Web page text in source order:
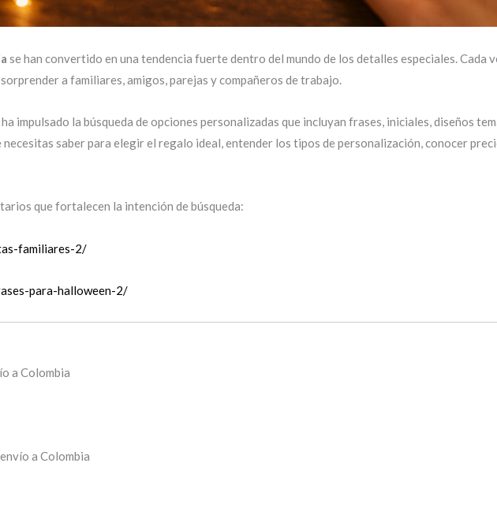
se han convertido en una tendencia fuerte dentro del mundo de los detalles especiales. Cada
a familiares, amigos, parejas y compañeros de trabajo.
impulsado la búsqueda de opciones personalizadas que incluyan frases, iniciales, diseños
saber para elegir el regalo ideal, entender los tipos de personalización, conocer
que fortalecen la intención de búsqueda:
familiares-2/
para-halloween-2/
a Colombia
a Colombia